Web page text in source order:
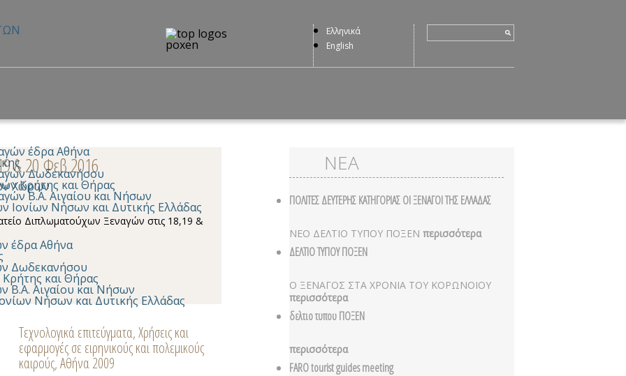
Ελληνικά
English
έδρα Αθήνα
Δωδεκανήσου
Κρήτης και Θήρας
Β.Α. Αιγαίου και Νήσων
Νήσων και Δυτικής Ελλάδας
Χώρων
έδρα Αθήνα
Δωδεκανήσου
και Θήρας
Β.Α. Αιγαίου και Νήσων
Νήσων και Δυτικής Ελλάδας
ΝΕΑ
ΠΟΛΙΤΕΣ ΔΕΥΤΕΡΗΣ ΚΑΤΗΓΟΡΙΑΣ ΟΙ ΞΕΝΑΓΟΙ ΤΗΣ ΕΛΛΑΔΑΣ
ΝΕΟ ΔΕΛΤΙΟ ΤΥΠΟΥ ΠΟΞΕΝ περισσότερα
ΔΕΛΤΙΟ ΤΥΠΟΥ ΠΟΞΕΝ
Ο ΞΕΝΑΓΟΣ ΣΤΑ ΧΡΟΝΙΑ ΤΟΥ ΚΟΡΩΝΟΙΟΥ
περισσότερα
δελτιο τυπου ΠΟΞΕΝ
περισσότερα
FARO tourist guides meeting
& 20 Φεβ 2016
Διπλωματούχων Ξεναγών στις 18,19 &
Τεχνολογικά επιτεύγματα, Χρήσεις και
εφαρμογές σε ειρηνικούς και πολεμικούς
καιρούς, Αθήνα 2009